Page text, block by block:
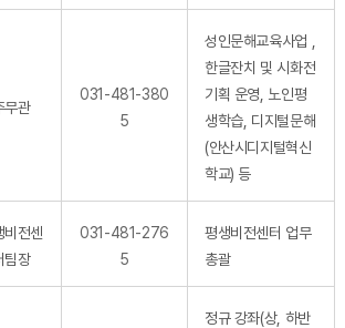
무관
031-481-380
5
성인문해교육사업 ,
한글잔치 및 시화전
기획 운영, 노인평
생학습, 디지털문해
(안산시디지털혁신
학교) 등
비전센
팀장
031-481-276
5
평생비전센터 업무
총괄
정규 강좌(상, 하반